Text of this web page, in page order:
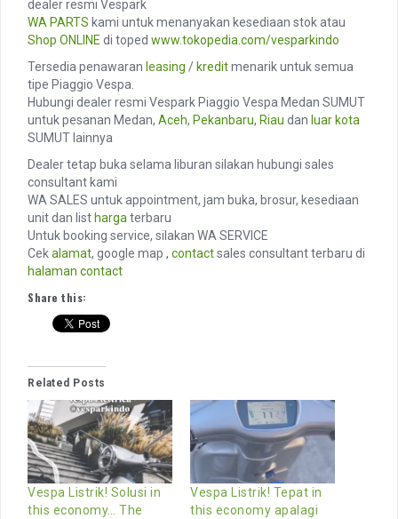
dealer resmi Vespark
WA PARTS kami untuk menanyakan kesediaan stok atau
Shop ONLINE di toped www.tokopedia.com/vesparkindo
Tersedia penawaran leasing / kreditmenarik untuk semua
tipe Piaggio Vespa.
Hubungi dealer resmi Vespark Piaggio Vespa Medan SUMUT
untuk pesanan Medan, Aceh, Pekanbaru, Riau dan luar kota
SUMUT lainnya
Dealer tetap buka selama liburan silakan hubungi sales
consultant kami
WA SALES untuk appointment, jam buka, brosur, kesediaan
unit dan list hargaterbaru
Untuk booking service, silakan WA SERVICE
Cekalamat, google map , contactsales consultant terbaru di
halaman contact
Share this:
Related Posts
Vespa Listrik! Solusi in
this economy… The
Vespa Listrik! Tepat in
this economy apalagi